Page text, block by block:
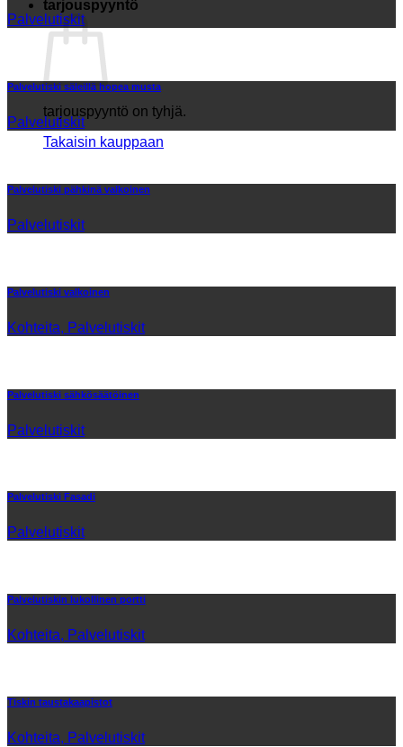
tarjouspyyntö
tarjouspyyntö on tyhjä.
Takaisin kauppaan
Palvelutiskit
Palvelutiski säleillä hopea musta
Palvelutiskit
Palvelutiski pähkinä valkoinen
Palvelutiskit
Palvelutiski valkoinen
Kohteita, Palvelutiskit
Palvelutiski sähkösäätöinen
Palvelutiskit
Palvelutiski Fasadi
Palvelutiskit
Palvelutiskin lukollinen portti
Kohteita, Palvelutiskit
Tiskin taustakaapistot
Kohteita, Palvelutiskit